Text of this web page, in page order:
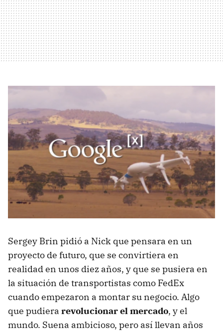
Sergey Brin pidió a Nick que pensara en un
proyecto de futuro, que se convirtiera en
realidad en unos diez años, y que se pusiera en
la situación de transportistas como FedEx
cuando empezaron a montar su negocio. Algo
que pudiera revolucionar el mercado, y el
mundo. Suena ambicioso, pero así llevan años